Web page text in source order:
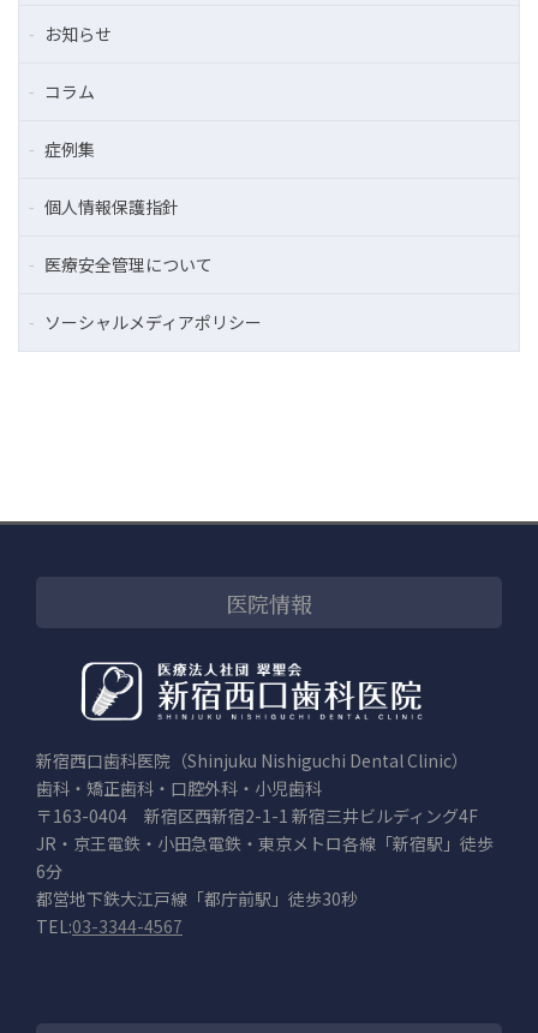
お知らせ
コラム
症例集
個人情報保護指針
医療安全管理について
ソーシャルメディアポリシー
医院情報
新宿西口歯科医院（Shinjuku Nishiguchi Dental Clinic）
歯科・矯正歯科・口腔外科・小児歯科
〒163-0404 新宿区西新宿2-1-1 新宿三井ビルディング4F
JR・京王電鉄・小田急電鉄・東京メトロ各線「新宿駅」徒歩
6分
都営地下鉄大江戸線「都庁前駅」徒歩30秒
TEL:03-3344-4567